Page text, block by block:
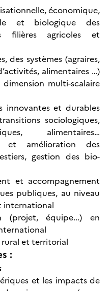
économique,
et biologique des
filières agricoles et
des systèmes (agraires,
alimentaires …)
multi-scalaire
innovantes et durables
sociologiques,
alimentaires…
et amélioration des
gestion des bio-
et accompagnement
publiques, au niveau
international
(projet, équipe...) en
et territorial
:
et les impacts de